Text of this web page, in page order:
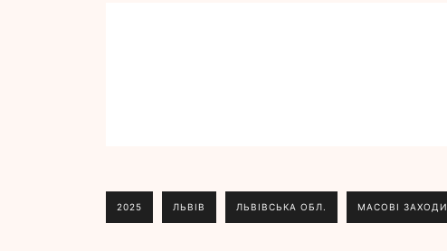
2025 ЛЬВІВ ЛЬВІВСЬКА ОБЛ. МАСОВІ ЗАХОДИ